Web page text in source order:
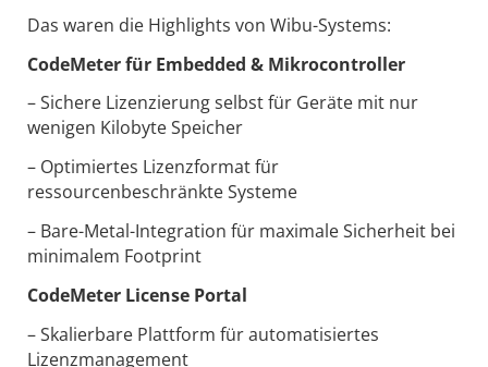
Das waren die Highlights von Wibu-Systems:
CodeMeter für Embedded & Mikrocontroller
– Sichere Lizenzierung selbst für Geräte mit nur
wenigen Kilobyte Speicher
– Optimiertes Lizenzformat für
ressourcenbeschränkte Systeme
– Bare-Metal-Integration für maximale Sicherheit bei
minimalem Footprint
CodeMeter License Portal
– Skalierbare Plattform für automatisiertes
Lizenzmanagement